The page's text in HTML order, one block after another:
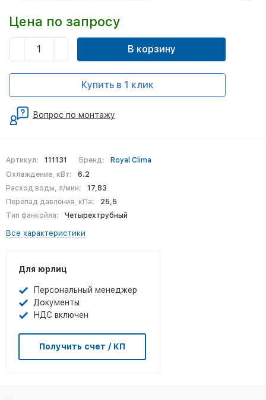
Артикул: 111131 Бренд:
Royal Clima
Охлаждение, кВт:
6.2
Расход воды, л/мин:
17,83
Перепад давления, кПа:
25,5
Тип фанкойла:
Четырехтрубный
Все характеристики
Для юрлиц
Персональный менеджер
Документы
НДС включен
Получить счет / КП
Цена по запросу
В корзину
Купить в 1 клик
Вопрос по монтажу